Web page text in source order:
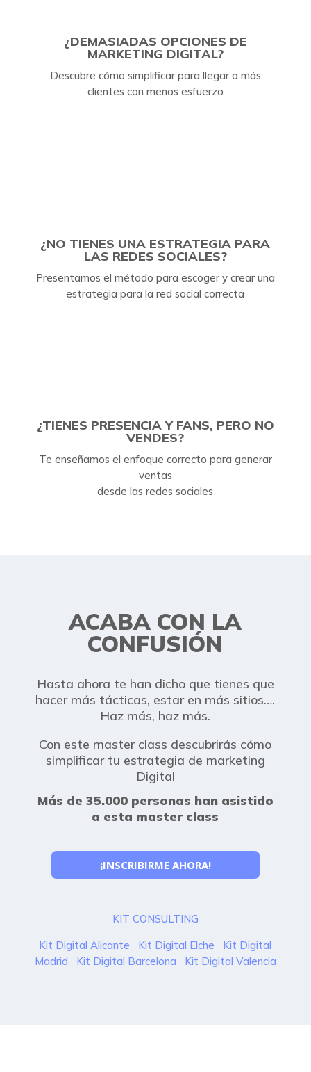
¿DEMASIADAS OPCIONES DE
MARKETING DIGITAL?
Descubre cómo simplificar para llegar a más
clientes con menos esfuerzo
¿NO TIENES UNA ESTRATEGIA PARA
LAS REDES SOCIALES?
Presentamos el método para escoger y crear una
estrategia para la red social correcta
¿TIENES PRESENCIA Y FANS, PERO NO
VENDES?
Te enseñamos el enfoque correcto para generar
ventas
desde las redes sociales
ACABA CON LA
CONFUSIÓN
Hasta ahora te han dicho que tienes que
hacer más tácticas, estar en más sitios….
Haz más, haz más.
Con este master class descubrirás cómo
simplificar tu estrategia de marketing
Digital
Más de 35.000 personas han asistido
a esta master class
¡INSCRIBIRME AHORA!
KIT CONSULTING
Kit Digital Alicante
Kit Digital Elche
Kit Digital
Madrid
Kit Digital Barcelona Kit Digital Valencia